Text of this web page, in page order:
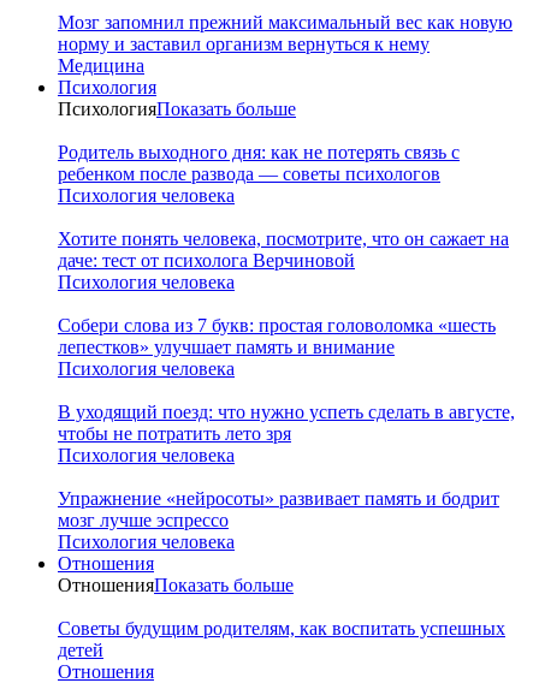
Мозг запомнил прежний максимальный вес как новую
норму и заставил организм вернуться к нему
Медицина
Психология
ПсихологияПоказать больше
Родитель выходного дня: как не потерять связь с
ребенком после развода — советы психологов
Психология человека
Хотите понять человека, посмотрите, что он сажает на
даче: тест от психолога Верчиновой
Психология человека
Собери слова из 7 букв: простая головоломка «шесть
лепестков» улучшает память и внимание
Психология человека
В уходящий поезд: что нужно успеть сделать в августе,
чтобы не потратить лето зря
Психология человека
Упражнение «нейросоты» развивает память и бодрит
мозг лучше эспрессо
Психология человека
Отношения
ОтношенияПоказать больше
Советы будущим родителям, как воспитать успешных
детей
Отношения